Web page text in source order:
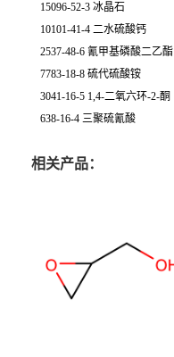
15096-52-3 冰晶石
10101-41-4 二水硫酸钙
2537-48-6 氰甲基磷酸二乙酯
7783-18-8 硫代硫酸铵
3041-16-5 1,4-二氧六环-2-酮
638-16-4 三聚硫氰酸
相关产品：